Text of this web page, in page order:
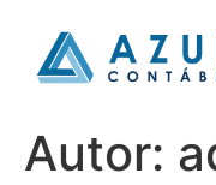
Autor: